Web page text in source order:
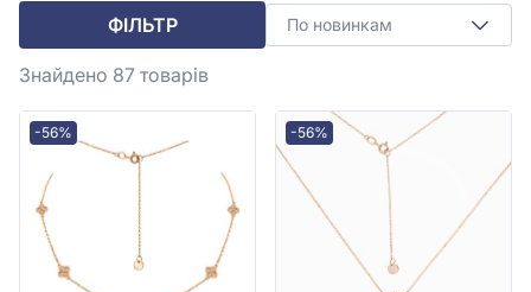
ФІЛЬТР По новинкам
Знайдено 87 товарів
-56% -56%